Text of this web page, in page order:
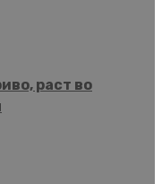
раст во